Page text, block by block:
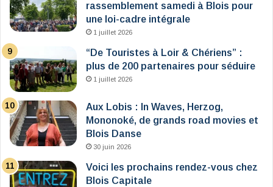
rassemblement samedi à Blois pour
une loi-cadre intégrale
1 juillet 2026
“De Touristes à Loir & Chériens” :
plus de 200 partenaires pour séduire
1 juillet 2026
Aux Lobis : In Waves, Herzog,
Mononoké, de grands road movies et
Blois Danse
30 juin 2026
Voici les prochains rendez-vous chez
Blois Capitale